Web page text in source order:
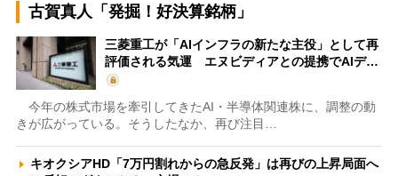
古賀真人「発掘！好決算銘柄」
三菱重工が「AIインフラの新たな主役」として再
評価される気運 エヌビディアとの提携でAIデ…
今年の株式市場を牽引してきたAI・半導体関連株に、調整の動
きが広がっている。そうしたなか、再び注目…
キオクシアHD「7万円割れからの急反発」は再びの上昇局面へ